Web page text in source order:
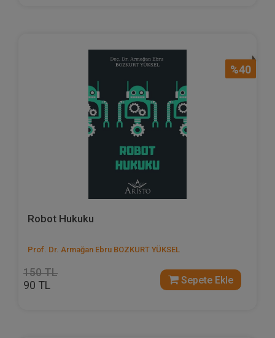
%40
Robot Hukuku
Prof. Dr. Armağan Ebru BOZKURT YÜKSEL
150 TL
90 TL Sepete Ekle